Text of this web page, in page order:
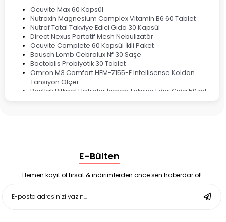
Ocuvite Max 60 Kapsül
Nutraxin Magnesium Complex Vitamin B6 60 Tablet
Nutrof Total Takviye Edici Gıda 30 Kapsül
Direct Nexus Portatif Mesh Nebulizatör
Ocuvite Complete 60 Kapsül İkili Paket
Bausch Lomb Cebrolux Nf 30 Saşe
Bactoblis Probiyotik 30 Tablet
Omron M3 Comfort HEM-7155-E Intellisense Koldan
Tansiyon Ölçer
Bestlak Bitkisel Ekstreler İçeren Takviye Edici Gıda 50 ml
Enterogermina Family 5 ml 20 Flakon
Deep Flex Stres Azaltıcı ve Enerji Dengeleyici Topraklama
Matı Set 40x60 cm
Deep Flex Stres Azaltıcı ve Enerji Dengeleyici Topraklama
E-Bülten
Hemen kayıt ol fırsat & indirimlerden önce sen haberdar ol!